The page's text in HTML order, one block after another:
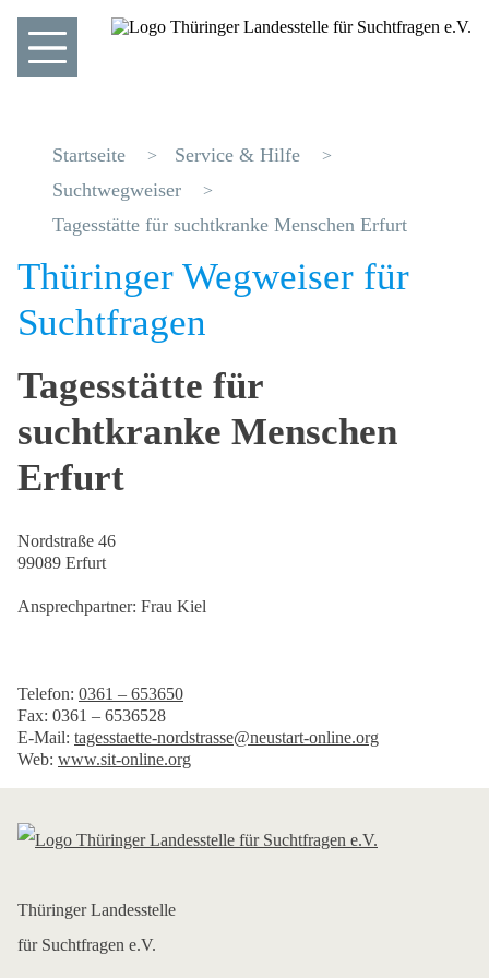
Startseite
Service & Hilfe
Suchtwegweiser
Tagesstätte für suchtkranke Menschen Erfurt
Thüringer Wegweiser für
Suchtfragen
Tagesstätte für
suchtkranke Menschen
Erfurt
Nordstraße 46
99089 Erfurt
Ansprechpartner: Frau Kiel
Telefon: 0361 – 653650
Fax: 0361 – 6536528
E-Mail: tagesstaette-nordstrasse@neustart-online.org
Web: www.sit-online.org
Thüringer Landesstelle
für Suchtfragen e.V.